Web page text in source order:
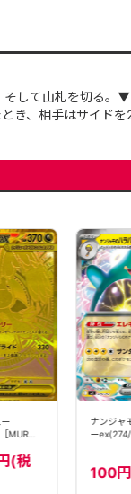
そして山札を切る。
、相手はサイドを2
MUR］
(税
ナンジャ
ー
100